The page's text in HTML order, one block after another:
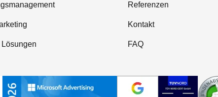
Referenzen
Kontakt
FAQ